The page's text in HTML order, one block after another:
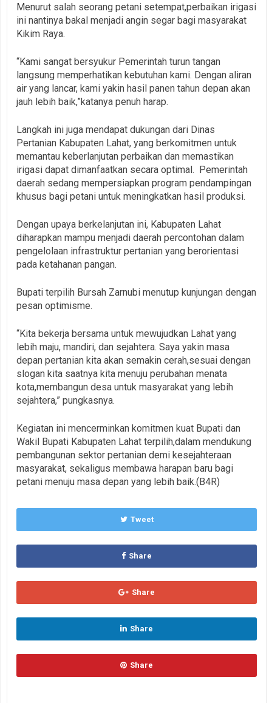
Menurut salah seorang petani setempat,perbaikan irigasi
ini nantinya bakal menjadi angin segar bagi masyarakat
Kikim Raya.
“Kami sangat bersyukur Pemerintah turun tangan
langsung memperhatikan kebutuhan kami. Dengan aliran
air yang lancar, kami yakin hasil panen tahun depan akan
jauh lebih baik,”katanya penuh harap.
Langkah ini juga mendapat dukungan dari Dinas
Pertanian Kabupaten Lahat, yang berkomitmen untuk
memantau keberlanjutan perbaikan dan memastikan
irigasi dapat dimanfaatkan secara optimal. Pemerintah
daerah sedang mempersiapkan program pendampingan
khusus bagi petani untuk meningkatkan hasil produksi.
Dengan upaya berkelanjutan ini, Kabupaten Lahat
diharapkan mampu menjadi daerah percontohan dalam
pengelolaan infrastruktur pertanian yang berorientasi
pada ketahanan pangan.
Bupati terpilih Bursah Zarnubi menutup kunjungan dengan
pesan optimisme.
“Kita bekerja bersama untuk mewujudkan Lahat yang
lebih maju, mandiri, dan sejahtera. Saya yakin masa
depan pertanian kita akan semakin cerah,sesuai dengan
slogan kita saatnya kita menuju perubahan menata
kota,membangun desa untuk masyarakat yang lebih
sejahtera,” pungkasnya.
Kegiatan ini mencerminkan komitmen kuat Bupati dan
Wakil Bupati Kabupaten Lahat terpilih,dalam mendukung
pembangunan sektor pertanian demi kesejahteraan
masyarakat, sekaligus membawa harapan baru bagi
petani menuju masa depan yang lebih baik.(B4R)
Tweet
Share
Share
Share
Share